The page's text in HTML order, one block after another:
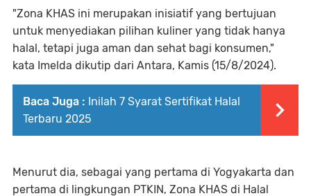
"Zona KHAS ini merupakan inisiatif yang bertujuan
untuk menyediakan pilihan kuliner yang tidak hanya
halal, tetapi juga aman dan sehat bagi konsumen,"
kata Imelda dikutip dari Antara, Kamis (15/8/2024).
Baca Juga : Inilah 7 Syarat Sertifikat Halal
Terbaru 2025
Menurut dia, sebagai yang pertama di Yogyakarta dan
pertama di lingkungan PTKIN, Zona KHAS di Halal